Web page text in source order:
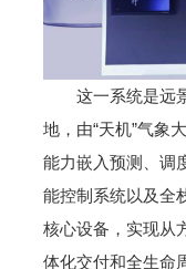
这一系统是远
地，由“天机”气象
能力嵌入预测、调
能控制系统以及全
核心设备，实现从
体化交付和全生命